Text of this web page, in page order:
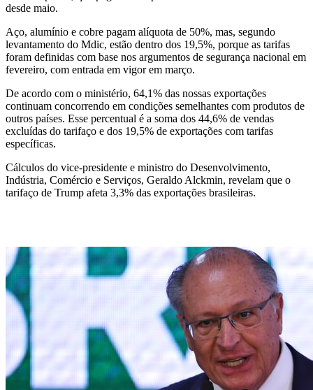
desde maio.
Aço, alumínio e cobre pagam alíquota de 50%, mas, segundo
levantamento do Mdic, estão dentro dos 19,5%, porque as tarifas
foram definidas com base nos argumentos de segurança nacional em
fevereiro, com entrada em vigor em março.
De acordo com o ministério, 64,1% das nossas exportações
continuam concorrendo em condições semelhantes com produtos de
outros países. Esse percentual é a soma dos 44,6% de vendas
excluídas do tarifaço e dos 19,5% de exportações com tarifas
específicas.
Cálculos do vice-presidente e ministro do Desenvolvimento,
Indústria, Comércio e Serviços, Geraldo Alckmin, revelam que o
tarifaço de Trump afeta 3,3% das exportações brasileiras.